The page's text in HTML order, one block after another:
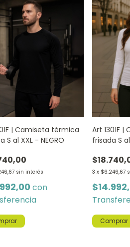
| Camiseta térmica
S al XXL - NEGRO
sin interés
con
Art 1301F
frisada S
3 x $6.246,67
Comprar